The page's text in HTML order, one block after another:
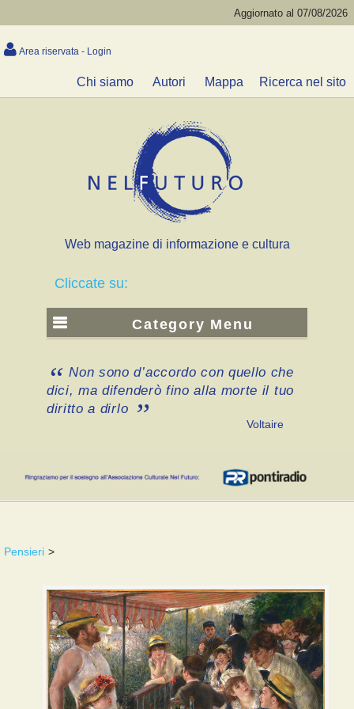
Aggiornato al 07/08/2026
Area riservata - Login
Chi siamo Autori Mappa Ricerca nel sito
Web magazine di informazione e cultura
Cliccate su:
Category Menu
Non sono d’accordo con quello che
dici, ma difenderò fino alla morte il tuo
diritto a dirlo
Voltaire
Pensieri >